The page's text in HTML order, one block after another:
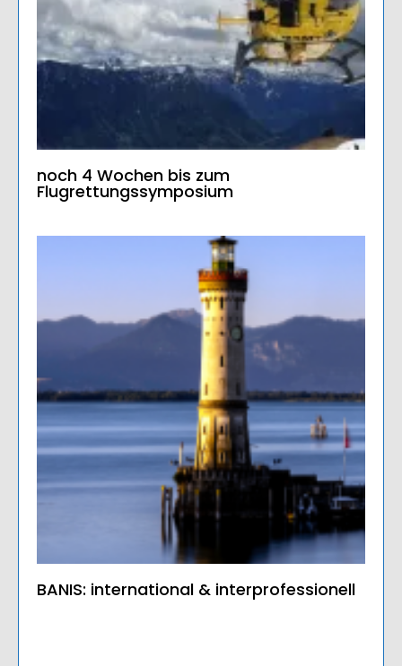
noch 4 Wochen bis zum
Flugrettungssymposium
BANIS: international & interprofessionell